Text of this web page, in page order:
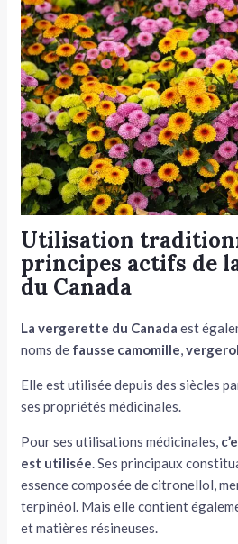
Utilisation
principes actifs de
du Canada
La vergerette du Canada est
noms de fausse camomille ,
Elle est utilisée depuis des siècles
ses propriétés médicinales.
Pour ses utilisations médicinales,
est utilisée . Ses principaux
essence composée de citronellol,
terpinéol. Mais elle contient
et matières résineuses.